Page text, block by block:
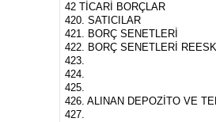
42 TİCARİ BORÇLAR
420. SATICILAR
421. BORÇ SENETLERİ
422. BORÇ SENETLERİ
423.
424.
425.
426. ALINAN DEPOZİTO VE
427.